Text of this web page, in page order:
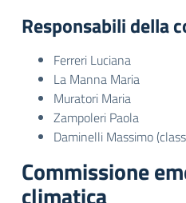
Responsabili della
Ferreri Luciana
La Manna Maria
Muratori Maria
Zampoleri Paola
Daminelli Massimo
Commissione